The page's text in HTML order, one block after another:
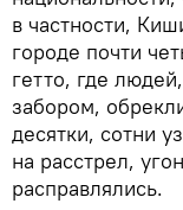
в частности,
городе почти
гетто, где
забором,
десятки, сотни
на расстрел,
расправлялись.